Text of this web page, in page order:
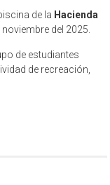
de la Hacienda
noviembre del 2025.
de estudiantes
de recreación,